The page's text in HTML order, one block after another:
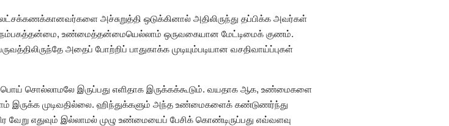
அச்சுறுத்தி ஒடுக்கினால் அதிலிருந்து தப்பிக்க அவர்கள்
நம்பகத்தன்மை, உண்மைத்தன்மையெல்லாம் ஒருவகையான மேட்டிமைக் குணம்.
அதைப் போற்றிப் பாதுகாக்க முடியும்படியான வசதிவாய்ப்புகள்
பொய் சொல்லாமலே இருப்பது எளிதாக இருக்கக்கூடும். வயதாக ஆக, உண்மைகளை
இருக்க முடிவதில்லை. ஹிந்துக்களும் அந்த உண்மைகளைக் கண்டுணர்ந்து
எதுவும் இல்லாமல் முழு உண்மையைப் பேசிக் கொண்டிருப்பது எவ்வளவு